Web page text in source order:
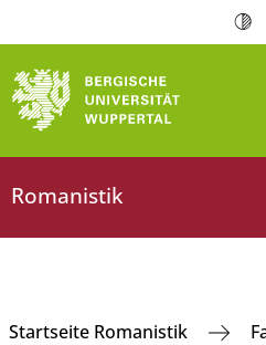
Romanistik
Startseite Romanistik